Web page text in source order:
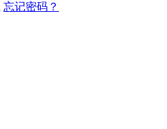
忘记密码？